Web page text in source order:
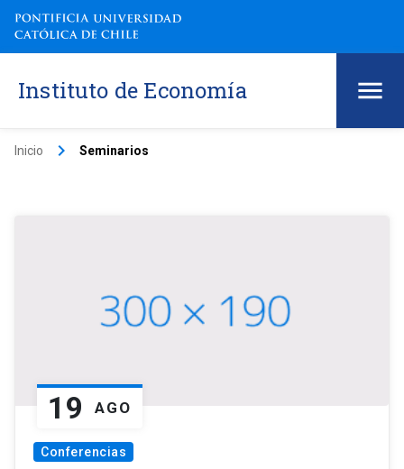
Instituto de Economía
Inicio keyboard_arrow_right Seminarios
19 AGO
Conferencias